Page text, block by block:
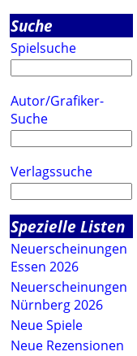
Suche
Spielsuche
Autor/Grafiker-
Suche
Verlagssuche
Spezielle Listen
Neuerscheinungen
Essen 2026
Neuerscheinungen
Nürnberg 2026
Neue Spiele
Neue Rezensionen